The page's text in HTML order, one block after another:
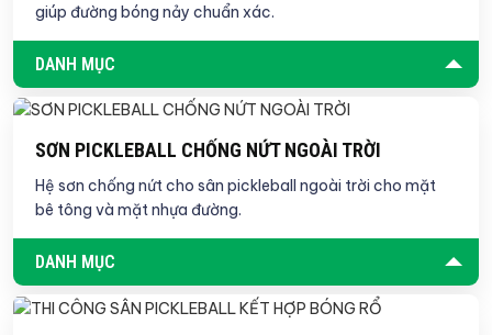
giúp đường bóng nảy chuẩn xác.
DANH MỤC
SƠN PICKLEBALL CHỐNG NỨT NGOÀI TRỜI
Hệ sơn chống nứt cho sân pickleball ngoài trời cho mặt
bê tông và mặt nhựa đường.
DANH MỤC